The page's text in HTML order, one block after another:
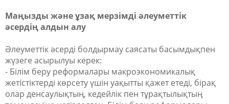
Маңызды және ұзақ мерзімді әлеуметтік
әсердің алдын алу
Әлеуметтік әсерді болдырмау саясаты басымдықпен
жүзеге асырылуы керек:
- Білім беру реформалары макроэкономикалық
жетістіктерді көрсету үшін уақытты қажет етеді, бірақ
олар денсаулықтың, кедейлік пен тұрақтылықтың